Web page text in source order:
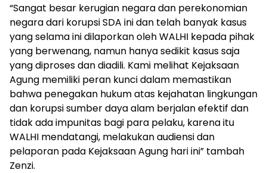
“Sangat besar kerugian negara dan perekonomian
negara dari korupsi SDA ini dan telah banyak kasus
yang selama ini dilaporkan oleh WALHI kepada pihak
yang berwenang, namun hanya sedikit kasus saja
yang diproses dan diadili. Kami melihat Kejaksaan
Agung memiliki peran kunci dalam memastikan
bahwa penegakan hukum atas kejahatan lingkungan
dan korupsi sumber daya alam berjalan efektif dan
tidak ada impunitas bagi para pelaku, karena itu
WALHI mendatangi, melakukan audiensi dan
pelaporan pada Kejaksaan Agung hari ini” tambah
Zenzi.